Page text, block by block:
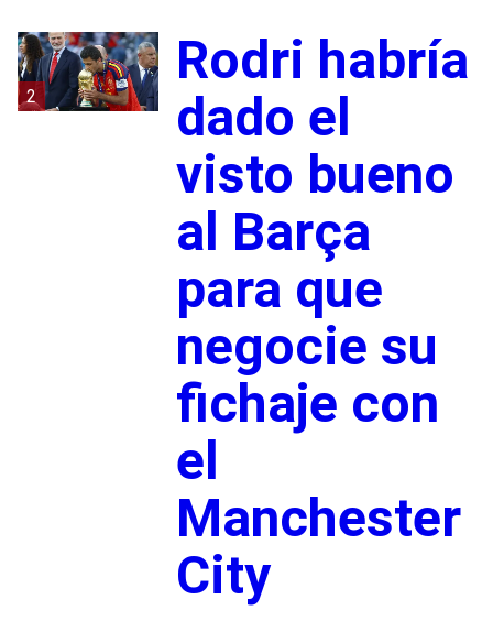
2
Rodri habría
dado el
visto bueno
al Barça
para que
negocie su
fichaje con
el
Manchester
City